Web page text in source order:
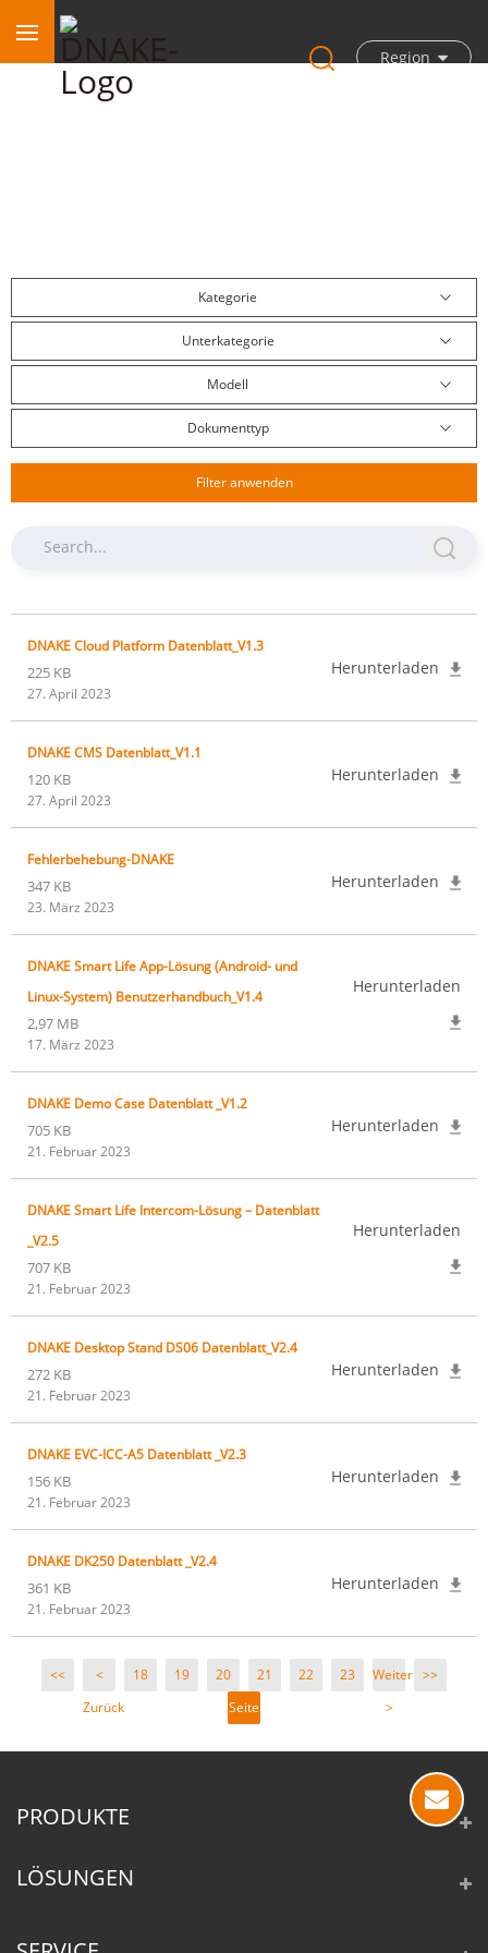
Region
Kategorie
Unterkategorie
Modell
Dokumenttyp
Filter anwenden
DNAKE Cloud Platform Datenblatt_V1.3
225 KB
27. April 2023
Herunterladen
DNAKE CMS Datenblatt_V1.1
120 KB
27. April 2023
Herunterladen
Fehlerbehebung-DNAKE
347 KB
23. März 2023
Herunterladen
DNAKE Smart Life App-Lösung (Android- und
Linux-System) Benutzerhandbuch_V1.4
2,97 MB
17. März 2023
Herunterladen
DNAKE Demo Case Datenblatt _V1.2
705 KB
21. Februar 2023
Herunterladen
DNAKE Smart Life Intercom-Lösung – Datenblatt
_V2.5
707 KB
21. Februar 2023
Herunterladen
DNAKE Desktop Stand DS06 Datenblatt_V2.4
272 KB
21. Februar 2023
Herunterladen
DNAKE EVC-ICC-A5 Datenblatt _V2.3
156 KB
21. Februar 2023
Herunterladen
DNAKE DK250 Datenblatt _V2.4
361 KB
21. Februar 2023
Herunterladen
<<
<
Zurück
18 19 20 21 22 23
Weiter
>
>>
Seite
PRODUKTE
LÖSUNGEN